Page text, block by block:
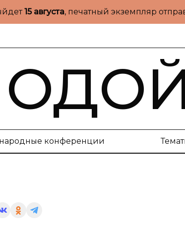
15 августа, печатный экземпляр
конференции